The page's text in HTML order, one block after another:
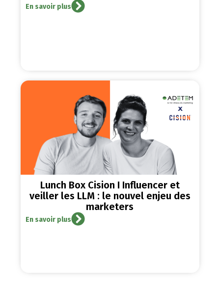
En savoir plus
Lunch Box Cision I Influencer et
veiller les LLM : le nouvel enjeu des
marketers
En savoir plus